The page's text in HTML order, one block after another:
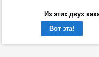
Из этих двух
Вот эта!